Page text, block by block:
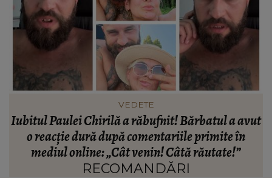
HOROSCOP
Horoscop 10 august 2026: O zodie trăiește intens
fiecare emoție
RECOMANDĂRI